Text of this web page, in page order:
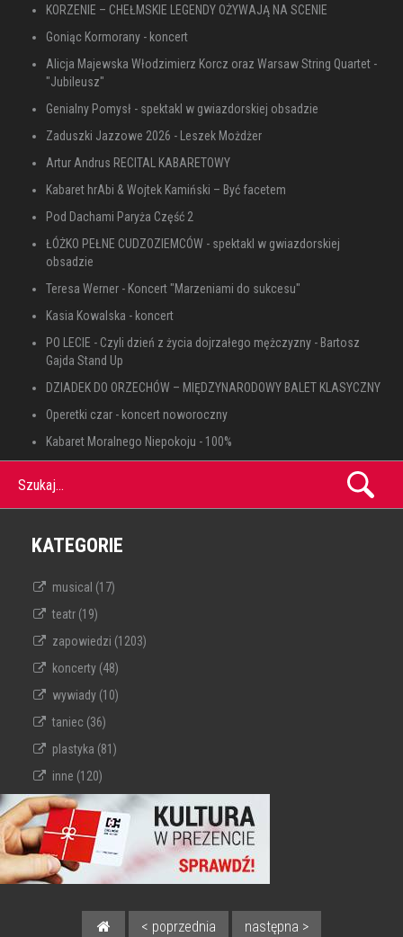
KORZENIE – CHEŁMSKIE LEGENDY OŻYWAJĄ NA SCENIE
Goniąc Kormorany - koncert
Alicja Majewska Włodzimierz Korcz oraz Warsaw String Quartet -
"Jubileusz"
Genialny Pomysł - spektakl w gwiazdorskiej obsadzie
Zaduszki Jazzowe 2026 - Leszek Możdżer
Artur Andrus RECITAL KABARETOWY
Kabaret hrAbi & Wojtek Kamiński – Być facetem
Pod Dachami Paryża Część 2
ŁÓŻKO PEŁNE CUDZOZIEMCÓW - spektakl w gwiazdorskiej
obsadzie
Teresa Werner - Koncert "Marzeniami do sukcesu"
Kasia Kowalska - koncert
PO LECIE - Czyli dzień z życia dojrzałego mężczyzny - Bartosz
Gajda Stand Up
DZIADEK DO ORZECHÓW – MIĘDZYNARODOWY BALET KLASYCZNY
Operetki czar - koncert noworoczny
Kabaret Moralnego Niepokoju - 100%
Szukaj...
KATEGORIE
musical (17)
teatr (19)
zapowiedzi (1203)
koncerty (48)
wywiady (10)
taniec (36)
plastyka (81)
inne (120)
< poprzednia następna >